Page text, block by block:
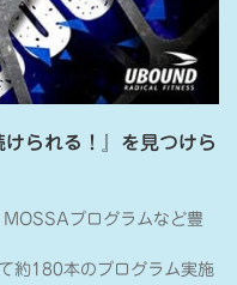
られる！』を見つけら
MOSSAプログラムなど豊
約180本のプログラム実施